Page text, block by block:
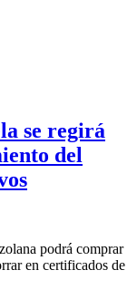
se regirá
del
podrá comprar
en certificados de